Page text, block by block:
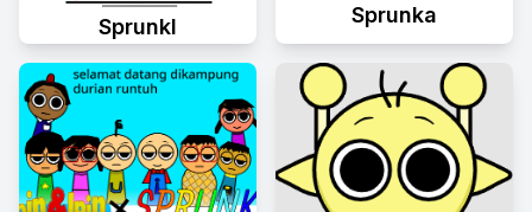
Sprunkl
Sprunka